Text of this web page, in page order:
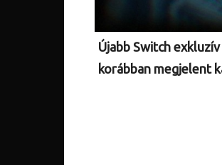
Újabb Switch
korábban megjelent